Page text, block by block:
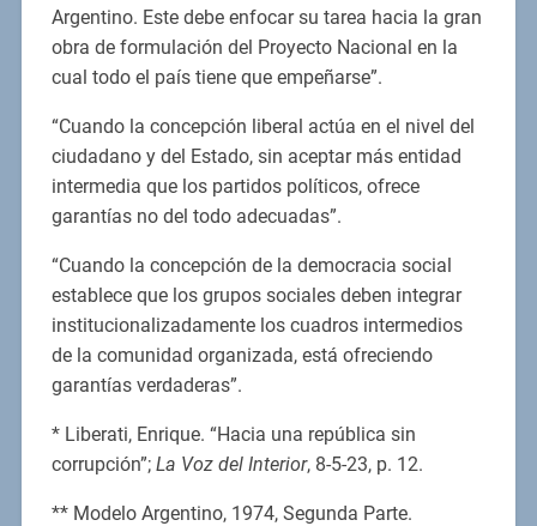
Argentino. Este debe enfocar su tarea hacia la gran
obra de formulación del Proyecto Nacional en la
cual todo el país tiene que empeñarse”.
“Cuando la concepción liberal actúa en el nivel del
ciudadano y del Estado, sin aceptar más entidad
intermedia que los partidos políticos, ofrece
garantías no del todo adecuadas”.
“Cuando la concepción de la democracia social
establece que los grupos sociales deben integrar
institucionalizadamente los cuadros intermedios
de la comunidad organizada, está ofreciendo
garantías verdaderas”.
* Liberati, Enrique. “Hacia una república sin
corrupción”; La Voz del Interior, 8-5-23, p. 12.
** Modelo Argentino, 1974, Segunda Parte.